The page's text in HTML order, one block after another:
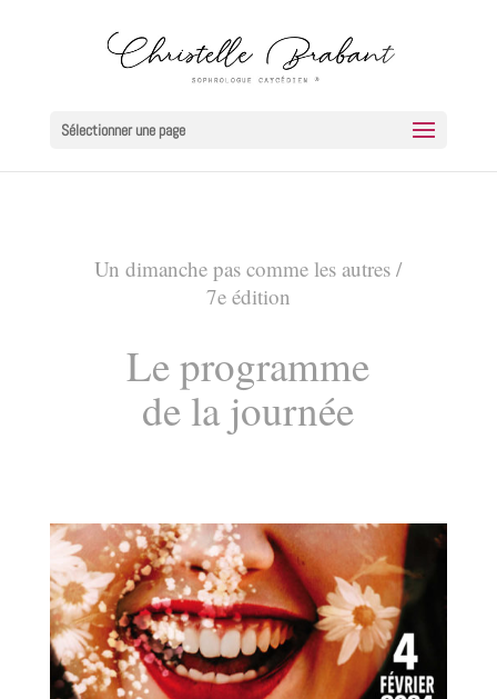
Sélectionner une page
Un dimanche pas comme les autres /
7e édition
Le programme
de la journée